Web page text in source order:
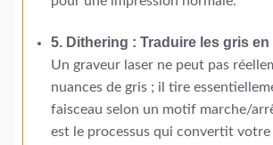
5. Dithering : Traduire les gris
Un graveur laser ne peut pas
nuances de gris ; il tire
faisceau selon un motif marche/
est le processus qui convertit votre